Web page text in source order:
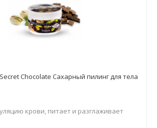
Chocolate Сахарный пилинг для тела
крови, питает и разглаживает